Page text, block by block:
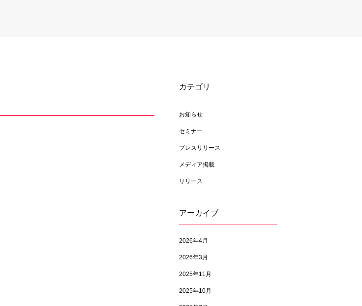
カテゴリ
お知らせ
セミナー
プレスリリース
メディア掲載
リリース
アーカイブ
2026年4月
2026年3月
2025年11月
2025年10月